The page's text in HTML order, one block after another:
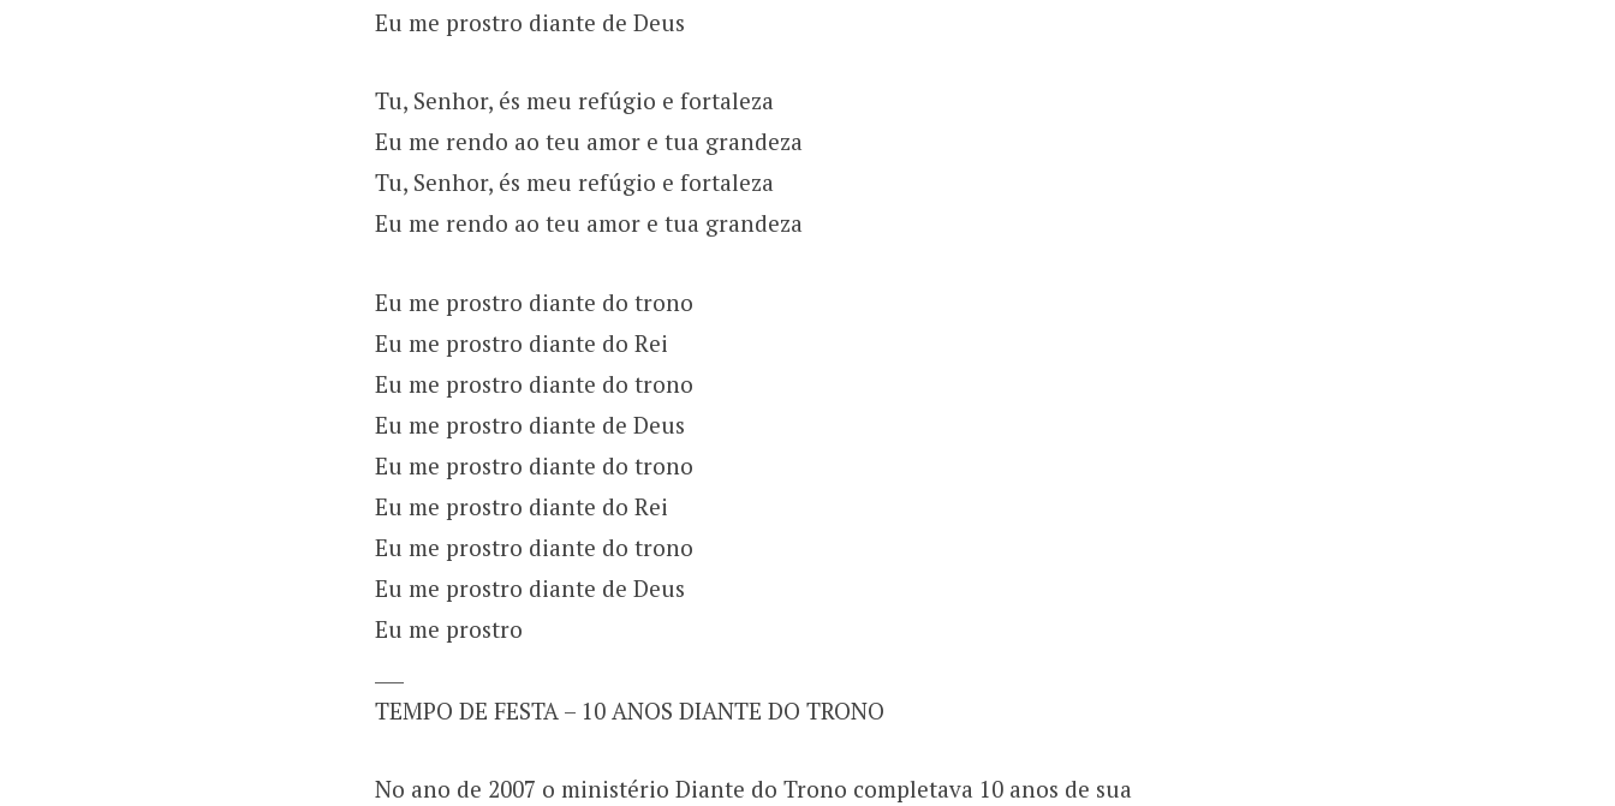
Eu me prostro diante de Deus
Tu, Senhor, és meu refúgio e fortaleza
Eu me rendo ao teu amor e tua grandeza
Tu, Senhor, és meu refúgio e fortaleza
Eu me rendo ao teu amor e tua grandeza
Eu me prostro diante do trono
Eu me prostro diante do Rei
Eu me prostro diante do trono
Eu me prostro diante de Deus
Eu me prostro diante do trono
Eu me prostro diante do Rei
Eu me prostro diante do trono
Eu me prostro diante de Deus
Eu me prostro
TEMPO DE FESTA – 10 ANOS DIANTE DO TRONO
No ano de 2007 o ministério Diante do Trono completava 10 anos de sua